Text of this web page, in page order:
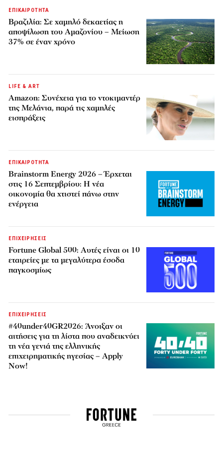
ΕΠΙΚΑΙΡΟΤΗΤΑ
Βραζιλία: Σε χαμηλό δεκαετίας η
αποψίλωση του Αμαζονίου – Μείωση
37% σε έναν χρόνο
LIFE & ART
Amazon: Συνέχεια για το ντοκιμαντέρ
της Μελάνια, παρά τις χαμηλές
εισπράξεις
ΕΠΙΚΑΙΡΟΤΗΤΑ
Brainstorm Energy 2026 – Έρχεται
στις 16 Σεπτεμβρίου: Η νέα
οικονομία θα χτιστεί πάνω στην
ενέργεια
ΕΠΙΧΕΙΡΗΣΕΙΣ
Fortune Global 500: Αυτές είναι οι 10
εταιρείες με τα μεγαλύτερα έσοδα
παγκοσμίως
ΕΠΙΧΕΙΡΗΣΕΙΣ
#40under40GR2026: Άνοιξαν οι
αιτήσεις για τη λίστα που αναδεικνύει
τη νέα γενιά της ελληνικής
επιχειρηματικής ηγεσίας – Apply
Now!